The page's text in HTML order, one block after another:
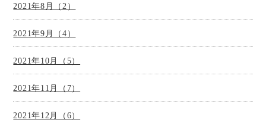
2021年8月（2）
2021年9月（4）
2021年10月（5）
2021年11月（7）
2021年12月（6）